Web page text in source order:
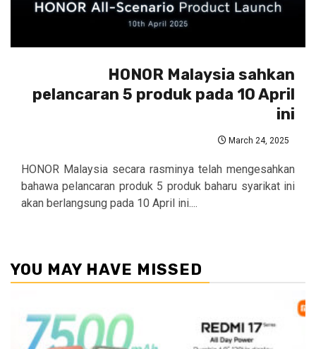
HONOR Malaysia sahkan
pelancaran 5 produk pada 10 April
ini
March 24, 2025
HONOR Malaysia secara rasminya telah mengesahkan
bahawa pelancaran produk 5 produk baharu syarikat ini
akan berlangsung pada 10 April ini....
YOU MAY HAVE MISSED